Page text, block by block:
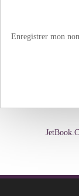
Enregistrer mon